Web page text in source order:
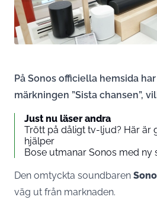
På Sonos officiella hemsida
märkningen ”Sista chansen”,
Just nu läser andra
Trött på dåligt tv-ljud? Här är
hjälper
Bose utmanar Sonos med ny
Den omtyckta soundbaren
väg ut från marknaden.